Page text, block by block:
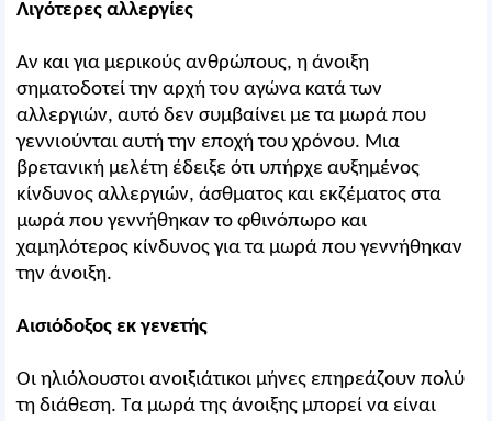
Λιγότερες αλλεργίες
Αν και για μερικούς ανθρώπους, η άνοιξη
σηματοδοτεί την αρχή του αγώνα κατά των
αλλεργιών, αυτό δεν συμβαίνει με τα μωρά που
γεννιούνται αυτή την εποχή του χρόνου. Μια
βρετανική μελέτη έδειξε ότι υπήρχε αυξημένος
κίνδυνος αλλεργιών, άσθματος και εκζέματος στα
μωρά που γεννήθηκαν το φθινόπωρο και
χαμηλότερος κίνδυνος για τα μωρά που γεννήθηκαν
την άνοιξη.
Αισιόδοξος εκ γενετής
Οι ηλιόλουστοι ανοιξιάτικοι μήνες επηρεάζουν πολύ
τη διάθεση. Τα μωρά της άνοιξης μπορεί να είναι